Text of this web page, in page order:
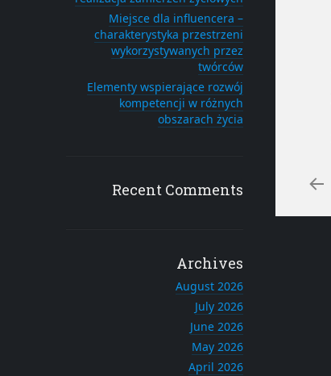
Miejsce dla influencera –
charakterystyka przestrzeni
wykorzystywanych przez
twórców
Elementy wspierające rozwój
kompetencji w różnych
obszarach życia
Recent Comments
Archives
August 2026
July 2026
June 2026
May 2026
April 2026